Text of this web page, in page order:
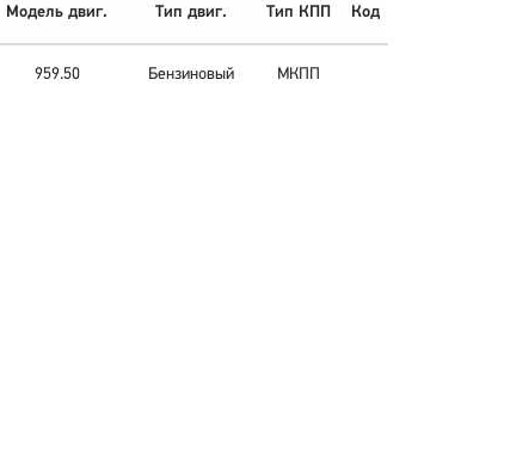
Модель двиг. Тип двиг. Тип КПП Код
959.50 Бензиновый МКПП